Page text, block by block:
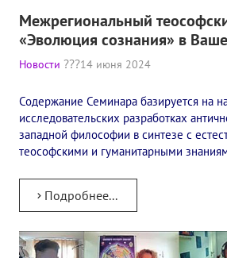
Межрегиональный
«Эволюция сознания» в
Новости 14 июня 2024
Содержание Семинара базируется на
исследовательских разработках
западной философии в синтезе с
теософскими и гуманитарными
Подробнее...